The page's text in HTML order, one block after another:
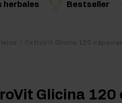
recomendado
Producto
herbales Bestseller
OstroVit Glicina 120 cápsulas
Glicina 120